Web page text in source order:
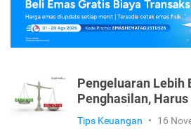
Pengeluaran Lebih
Penghasilan,
Tips Keuangan • 16